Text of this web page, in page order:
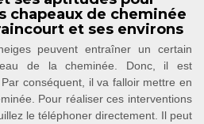
chapeaux de cheminée
et ses environs
peuvent entraîner un certain
de la cheminée. Donc, il est
conséquent, il va falloir mettre en
Pour réaliser ces interventions
le téléphoner directement. Il peut